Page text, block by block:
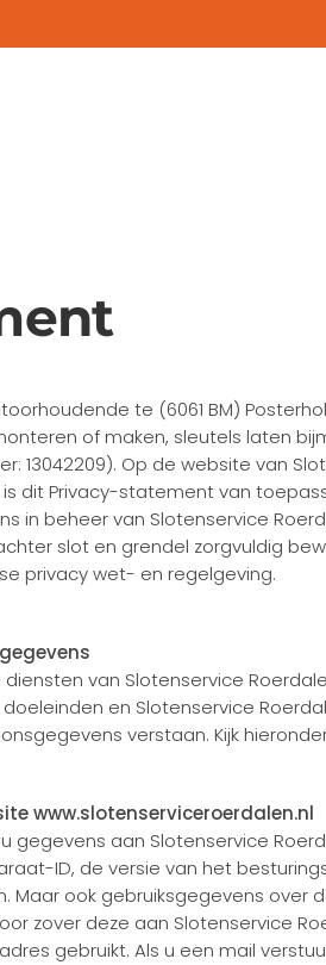
te (6061 BM)
of maken, sleutels laten
13042209). Op de website van
dit Privacy-statement van
in beheer van Slotenservice
slot en grendel zorgvuldig
privacy wet- en regelgeving.
van Slotenservice
en Slotenservice
verstaan. Kijk
www.slotenserviceroerdalen.nl
gegevens aan Slotenservice
ID, de versie van het
Maar ook gebruiksgegevens
zover deze aan Slotenservice
gebruikt. Als u een mail